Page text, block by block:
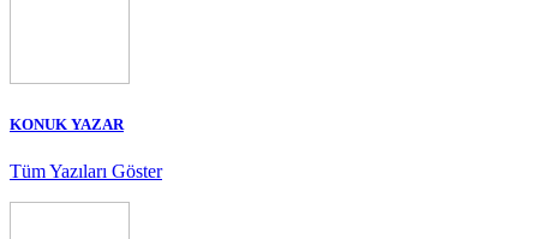
KONUK YAZAR
Tüm Yazıları Göster